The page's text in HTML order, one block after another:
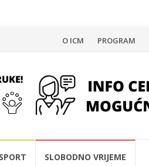
Skip
content
O ICM PROGRAM
SPORT SLOBODNO VRIJEME